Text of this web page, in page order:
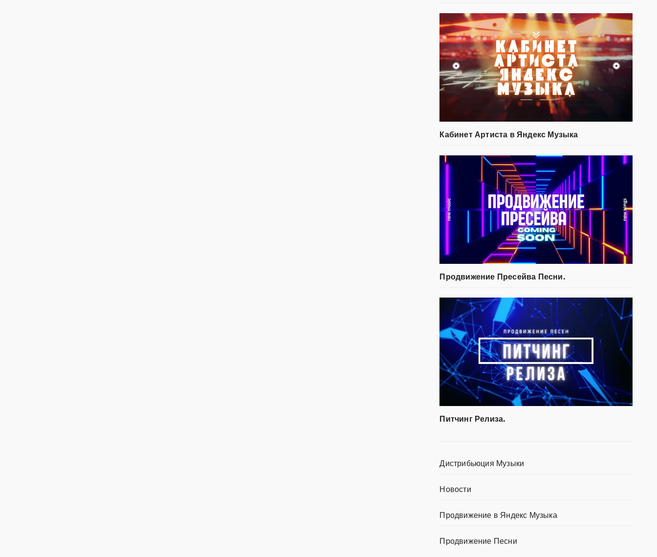
Кабинет Артиста в Яндекс Музыка
Продвижение Пресейва Песни.
Питчинг Релиза.
Дистрибьюция Музыки
Новости
Продвижение в Яндекс Музыка
Продвижение Песни